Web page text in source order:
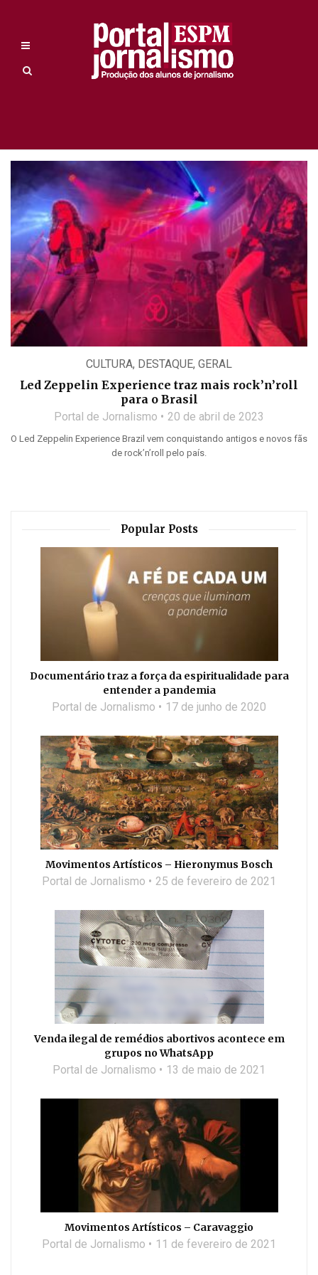
CULTURA, DESTAQUE, GERAL
Led Zeppelin Experience traz mais rock’n’roll
para o Brasil
Portal de Jornalismo 20 de abril de 2023
O Led Zeppelin Experience Brazil vem conquistando antigos e novos fãs
de rock’n’roll pelo país.
Popular Posts
Documentário traz a força da espiritualidade para
entender a pandemia
Portal de Jornalismo 17 de junho de 2020
Movimentos Artísticos – Hieronymus Bosch
Portal de Jornalismo 25 de fevereiro de 2021
Venda ilegal de remédios abortivos acontece em
grupos no WhatsApp
Portal de Jornalismo 13 de maio de 2021
Movimentos Artísticos – Caravaggio
Portal de Jornalismo 11 de fevereiro de 2021